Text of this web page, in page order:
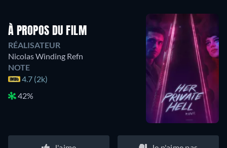
À PROPOS DU FILM
RÉALISATEUR
Nicolas Winding Refn
NOTE
4.7 (2k)
42%